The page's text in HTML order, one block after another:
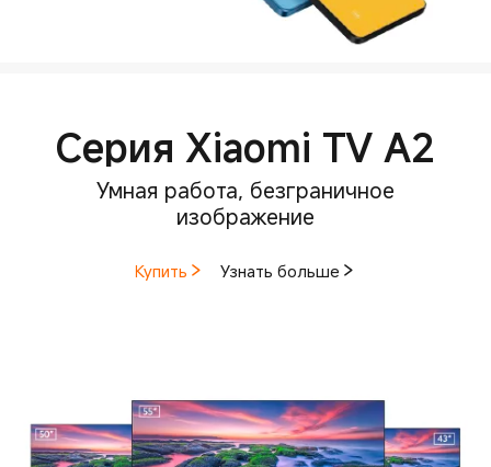
Серия Xiaomi TV A2
Умная работа, безграничное
изображение
Купить Узнать больше